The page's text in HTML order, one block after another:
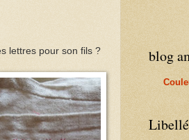
lettres pour son fils ? blog